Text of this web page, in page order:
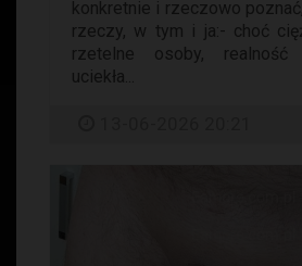
konkretnie i rzeczowo
rzeczy, w tym i ja:- choć
rzetelne osoby,
uciekła...